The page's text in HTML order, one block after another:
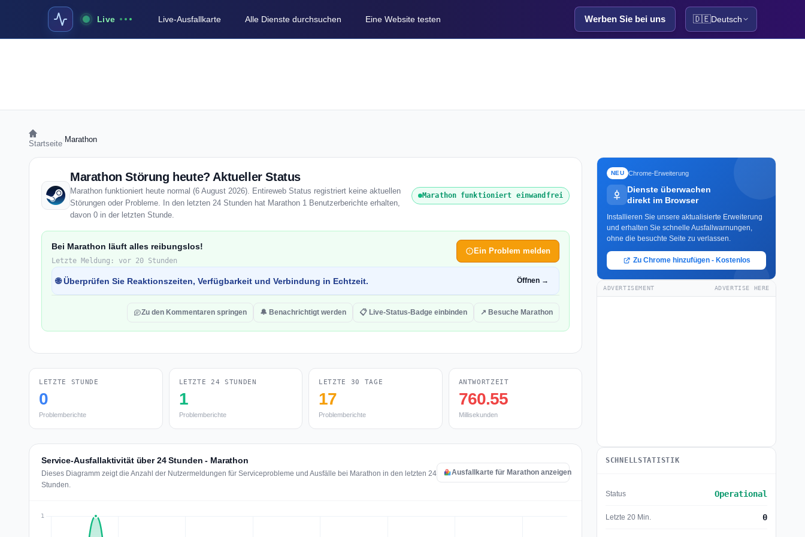
Live Live-Ausfallkarte Alle Dienste durchsuchen Eine Website testen Werben Sie bei uns 🇩🇪Deutsch
Startseite Marathon
Marathon Störung heute? Aktueller Status
Marathon funktioniert heute normal (6 August 2026). Entireweb Status registriert keine aktuellen
Störungen oder Probleme. In den letzten 24 Stunden hat Marathon 1 Benutzerberichte erhalten,
davon 0 in der letzten Stunde.
Marathon funktioniert einwandfrei
Bei Marathon läuft alles reibungslos!
Letzte Meldung: vor 20 Stunden
Ein Problem melden
🌐 Überprüfen Sie Reaktionszeiten, Verfügbarkeit und Verbindung in Echtzeit. Öffnen →
Zu den Kommentaren springen 🔔 Benachrichtigt werden 📋 Live-Status-Badge einbinden ↗ Besuche Marathon
LETZTE STUNDE
0
Problemberichte
LETZTE 24 STUNDEN
1
Problemberichte
LETZTE 30 TAGE
17
Problemberichte
ANTWORTZEIT
760.55
Millisekunden
Service-Ausfallaktivität über 24 Stunden - Marathon
Dieses Diagramm zeigt die Anzahl der Nutzermeldungen für Serviceprobleme und Ausfälle bei Marathon in den letzten 24
Stunden.
Ausfallkarte für Marathon anzeigen
NEU Chrome-Erweiterung
Dienste überwachen
direkt im Browser
Installieren Sie unsere aktualisierte Erweiterung
und erhalten Sie schnelle Ausfallwarnungen,
ohne die besuchte Seite zu verlassen.
Zu Chrome hinzufügen - Kostenlos
ADVERTISEMENT ADVERTISE HERE
SCHNELLSTATISTIK
Status Operational
Letzte 20 Min. 0